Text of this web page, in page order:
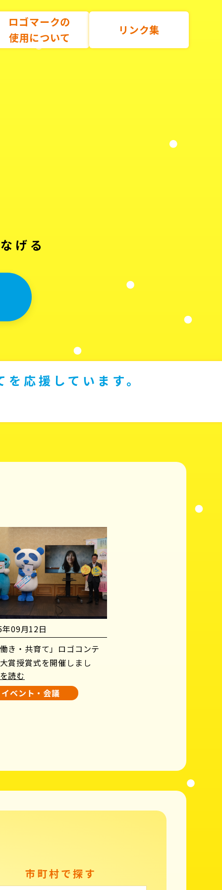
ロゴマークの
使用について
リンク集
げる
応援しています。
09月12日
き・共育て」ロゴコンテ
賞授賞式を開催しまし
読む
イベント・会議
市町村で探す